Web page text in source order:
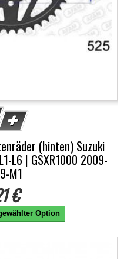
(hinten) Suzuki
L6 | GSXR1000 2009-
M1
€
Option